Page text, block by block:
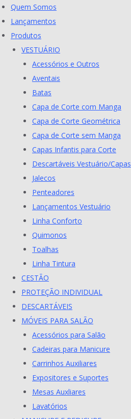
Skip
to
content
Quem Somos
Lançamentos
Produtos
VESTUÁRIO
Acessórios e Outros
Aventais
Batas
Capa de Corte com Manga
Capa de Corte Geométrica
Capa de Corte sem Manga
Capas Infantis para Corte
Descartáveis Vestuário/Capas
Jalecos
Penteadores
Lançamentos Vestuário
Linha Conforto
Quimonos
Toalhas
Linha Tintura
CESTÃO
PROTEÇÃO INDIVIDUAL
DESCARTÁVEIS
MÓVEIS PARA SALÃO
Acessórios para Salão
Cadeiras para Manicure
Carrinhos Auxiliares
Expositores e Suportes
Mesas Auxliares
Lavatórios